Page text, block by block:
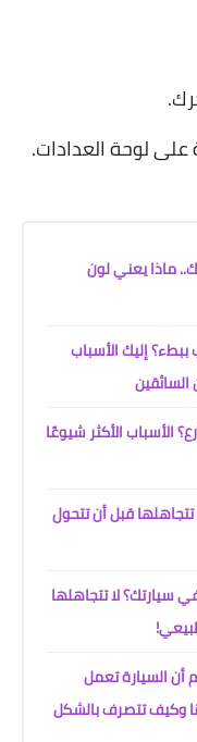
على لوحة العدادات.
ماذا يعني لون
إليك الأسباب
السائقين
الأسباب الأكثر شيوعًا
قبل أن تتحول
سيارتك؟ لا تتجاهلها
السيارة تعمل
وكيف تتصرف بالشكل